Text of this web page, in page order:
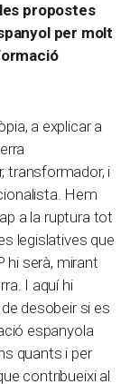
propostes
per molt
a explicar a
transformador, i
Hem
a la ruptura tot
legislatives que
hi serà, mirant
I aquí hi
desobeir si es
espanyola
quants i per
contribueixi al